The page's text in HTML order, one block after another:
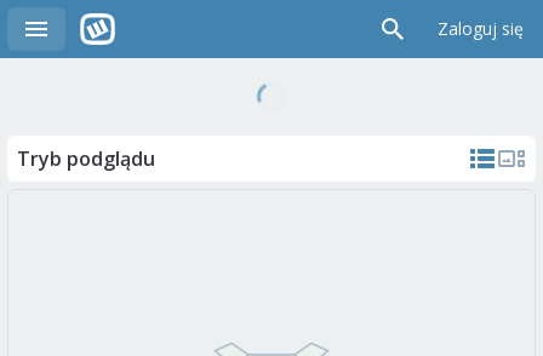
Zaloguj się
Tryb podglądu